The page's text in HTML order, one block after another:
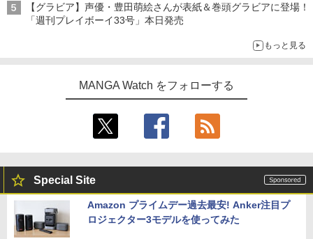
【グラビア】声優・豊田萌絵さんが表紙＆巻頭グラビアに登場！
「週刊プレイボーイ33号」本日発売
もっと見る
MANGA Watch をフォローする
Special Site
Amazon プライムデー過去最安! Anker注目プ
ロジェクター3モデルを使ってみた